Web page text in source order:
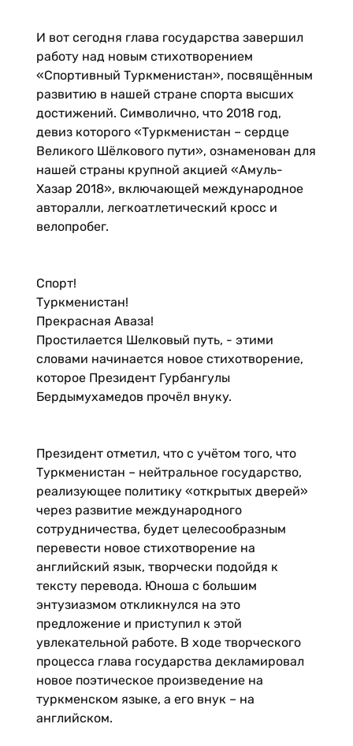
И вот сегодня глава государства завершил
работу над новым стихотворением
«Спортивный Туркменистан», посвящённым
развитию в нашей стране спорта высших
достижений. Символично, что 2018 год,
девиз которого «Туркменистан – сердце
Великого Шёлкового пути», ознаменован для
нашей страны крупной акцией «Амуль-
Хазар 2018», включающей международное
авторалли, легкоатлетический кросс и
велопробег.
Спорт!
Туркменистан!
Прекрасная Аваза!
Простилается Шелковый путь, - этими
словами начинается новое стихотворение,
которое Президент Гурбангулы
Бердымухамедов прочёл внуку.
Президент отметил, что с учётом того, что
Туркменистан – нейтральное государство,
реализующее политику «открытых дверей»
через развитие международного
сотрудничества, будет целесообразным
перевести новое стихотворение на
английский язык, творчески подойдя к
тексту перевода. Юноша с большим
энтузиазмом откликнулся на это
предложение и приступил к этой
увлекательной работе. В ходе творческого
процесса глава государства декламировал
новое поэтическое произведение на
туркменском языке, а его внук – на
английском.